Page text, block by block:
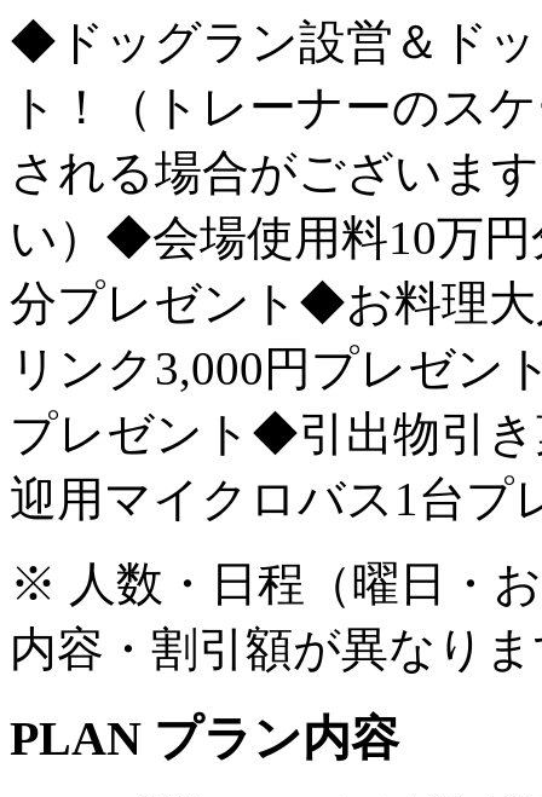
◆ドッグラン設営＆ド
ト！（トレーナーのス
される場合がございま
い）◆会場使用料10万
分プレゼント◆お料理大
リンク3,000円プレゼ
プレゼント◆引出物引
迎用マイクロバス1台プ
※ 人数・日程（曜日・
内容・割引額が異なり
PLAN プラン内容